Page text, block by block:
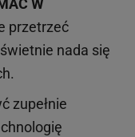
W
przetrzeć
nada się
zupełnie